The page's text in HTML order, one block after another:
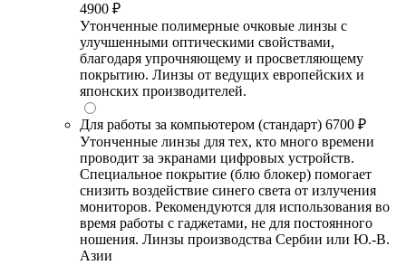
4900 ₽
Утонченные полимерные очковые линзы с
улучшенными оптическими свойствами,
благодаря упрочняющему и просветляющему
покрытию. Линзы от ведущих европейских и
японских производителей.
Для работы за компьютером (стандарт) 6700 ₽
Утонченные линзы для тех, кто много времени
проводит за экранами цифровых устройств.
Специальное покрытие (блю блокер) помогает
снизить воздействие синего света от излучения
мониторов. Рекомендуются для использования во
время работы с гаджетами, не для постоянного
ношения. Линзы производства Сербии или Ю.-В.
Азии